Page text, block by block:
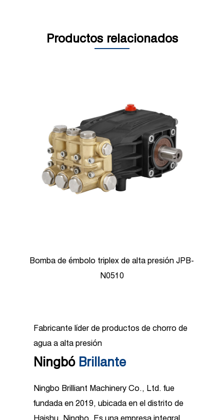
Productos relacionados
Bombas de émbolo de alta presión JPB-N0818
Fabricante líder de productos de chorro de
agua a alta presión
Ningbó Brillante
Ningbo Brilliant Machinery Co., Ltd. fue
fundada en 2019, ubicada en el distrito de